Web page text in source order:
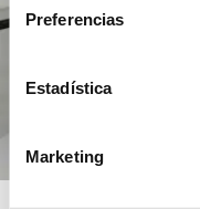
Preferencias
Estadística
Marketing